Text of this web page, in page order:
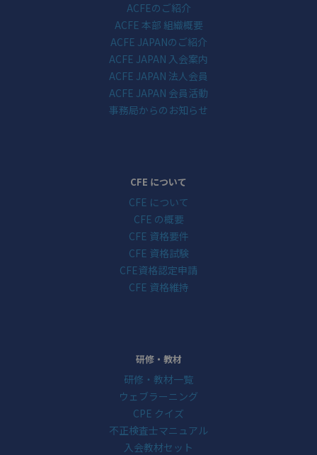
ACFEのご紹介
ACFE 本部 組織概要
ACFE JAPANのご紹介
ACFE JAPAN 入会案内
ACFE JAPAN 法人会員
ACFE JAPAN 会員活動
事務局からのお知らせ
CFE について
CFE について
CFE の概要
CFE 資格要件
CFE 資格試験
CFE資格認定申請
CFE 資格維持
研修・教材
研修・教材一覧
ウェブラーニング
CPE クイズ
不正検査士マニュアル
入会教材セット